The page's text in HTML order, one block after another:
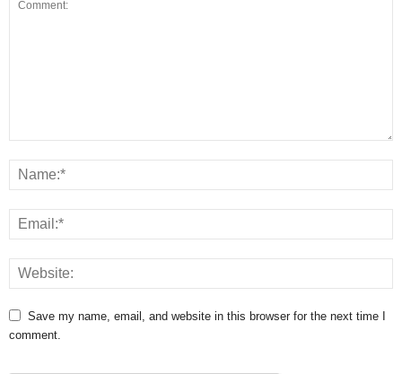
Save my name, email, and website in this browser for the next time I
comment.